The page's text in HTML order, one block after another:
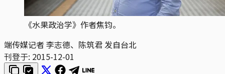
《水果政治学》作者焦钧。
端传媒记者 李志德、陈筑君 发自台北
刊登于: 2015-12-01